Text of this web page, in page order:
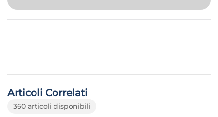
Articoli Correlati
360 articoli disponibili